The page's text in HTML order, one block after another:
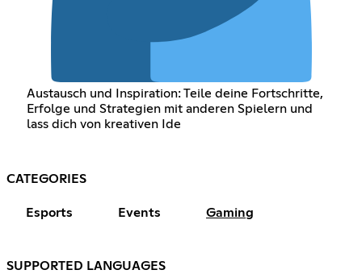
Austausch und Inspiration: Teile deine Fortschritte,
Erfolge und Strategien mit anderen Spielern und
lass dich von kreativen Ide
CATEGORIES
Esports Events Gaming
SUPPORTED LANGUAGES